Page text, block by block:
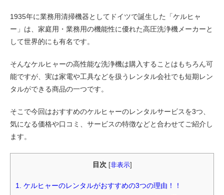
1935年に業務用清掃機器としてドイツで誕生した「ケルヒャ
ー」は、家庭用・業務用の機能性に優れた高圧洗浄機メーカーと
して世界的にも有名です。
そんなケルヒャーの高性能な洗浄機は購入することはもちろん可
能ですが、実は家電や工具などを扱うレンタル会社でも短期レン
タルができる商品の一つです。
そこで今回はおすすめのケルヒャーのレンタルサービスを3つ、
気になる価格や口コミ、サービスの特徴などと合わせてご紹介し
ます。
目次 非表示]
1. ケルヒャーのレンタルがおすすめの3つの理由！！